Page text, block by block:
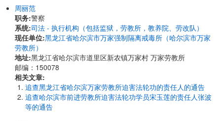
周丽范
职务:警察
系统:司法 - 执行机构（包括监狱，劳教所，教养院、劳改队）
现任单位:黑龙江省哈尔滨市万家强制隔离戒毒所（哈尔滨市万家
劳教所）
地址:黑龙江省哈尔滨市道里区新农镇万家村 万家劳教所
邮编：150078
相关文章:
追查黑龙江省哈尔滨万家劳教所迫害法轮功的责任人的通告
追查哈尔滨市前进劳教所迫害法轮功学员宋玉莲的责任人张波
等的通告